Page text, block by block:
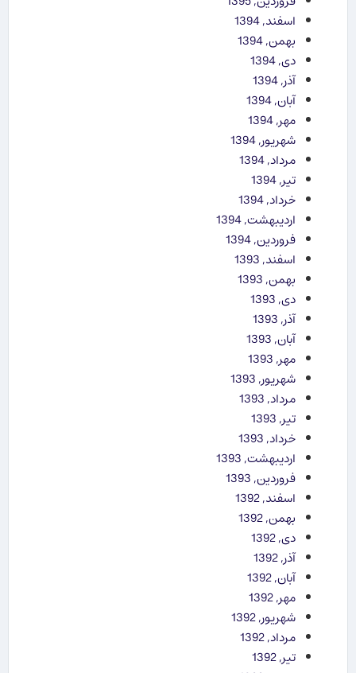
اسفند, 1394
بهمن, 1394
دی, 1394
آذر, 1394
آبان, 1394
مهر, 1394
شهریور, 1394
مرداد, 1394
تیر, 1394
خرداد, 1394
اردیبهشت, 1394
فروردین, 1394
اسفند, 1393
بهمن, 1393
دی, 1393
آذر, 1393
آبان, 1393
مهر, 1393
شهریور, 1393
مرداد, 1393
تیر, 1393
خرداد, 1393
اردیبهشت, 1393
فروردین, 1393
اسفند, 1392
بهمن, 1392
دی, 1392
آذر, 1392
آبان, 1392
مهر, 1392
شهریور, 1392
مرداد, 1392
تیر, 1392